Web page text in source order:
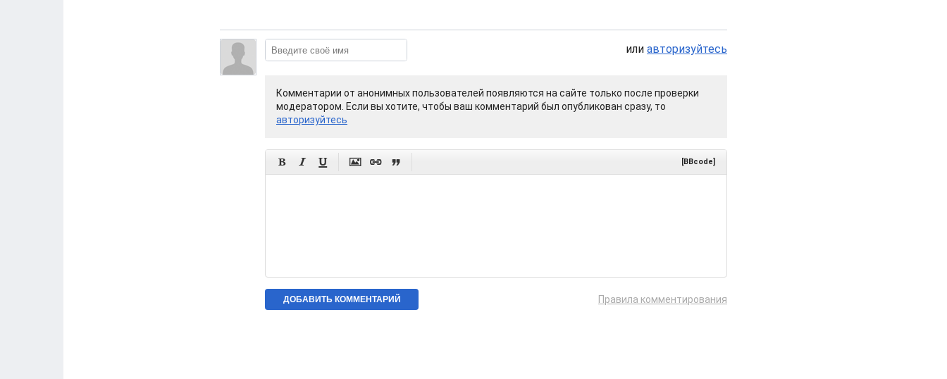
или авторизуйтесь
Комментарии от анонимных пользователей появляются на сайте только после проверки
модератором. Если вы хотите, чтобы ваш комментарий был опубликован сразу, то
авторизуйтесь
      [BBcode]
Правила комментирования